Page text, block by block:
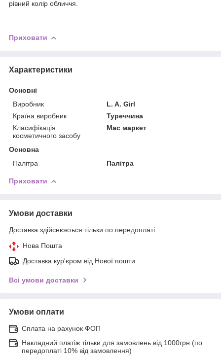
рівний колір обличчя.
Приховати
Характеристики
Основні
Виробник
L. A. Girl
Країна виробник
Туреччина
Класифікація
косметичного засобу
Мас маркет
Основна
Палітра
Палітра
Приховати
Умови доставки
Доставка здійснюється тільки по передоплаті.
Нова Пошта
Доставка кур'єром від Нової пошти
Всі умови доставки
Умови оплати
Сплата на рахунок ФОП
Накладний платіж тільки для замовлень від 1000грн (по
передоплаті 10% від замовлення)